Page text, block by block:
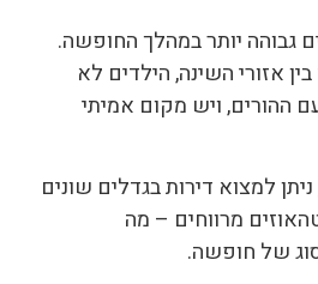
גבוהה יותר במהלך החופשה.
אזורי השינה, הילדים לא
ההורים, ויש מקום אמיתי
למצוא דירות בגדלים שונים
מרווחים – מה
של חופשה.